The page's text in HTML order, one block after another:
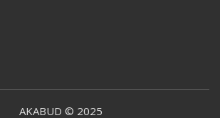
AKABUD © 2025